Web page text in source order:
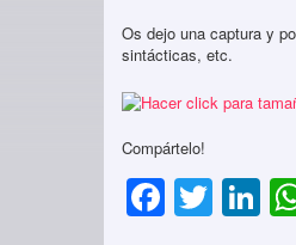
Os dejo una captura y
sintácticas, etc.
Compártelo!
F T Li